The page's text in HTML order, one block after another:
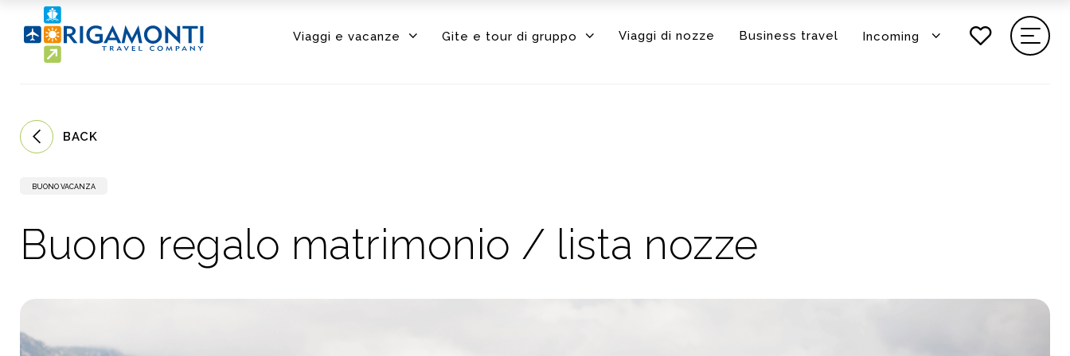
Viaggi e vacanze Gite e tour di gruppo Viaggi di nozze Business travel Incoming
BACK
BUONO VACANZA
Buono regalo matrimonio / lista nozze